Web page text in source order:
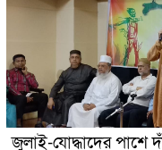
জুলাই-যোদ্ধাদের পাশে